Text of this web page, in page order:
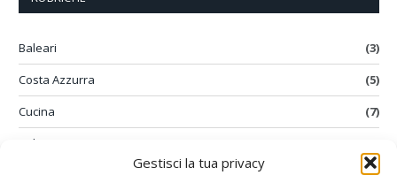
Gestisci la tua privacy
Baleari
(3)
Costa Azzurra
(5)
Cucina
(7)
Cultura